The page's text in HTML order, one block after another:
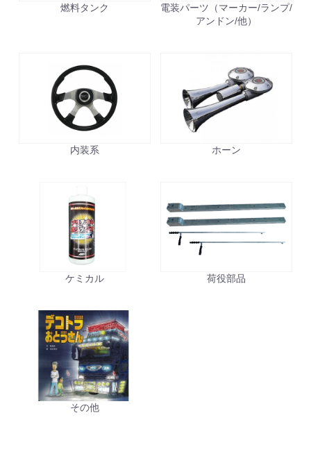
お買い物を続ける カートへ進む
燃料タンク
電装パーツ（マーカー/ランプ/
アンドン/他）
内装系 ホーン
ケミカル 荷役部品
その他